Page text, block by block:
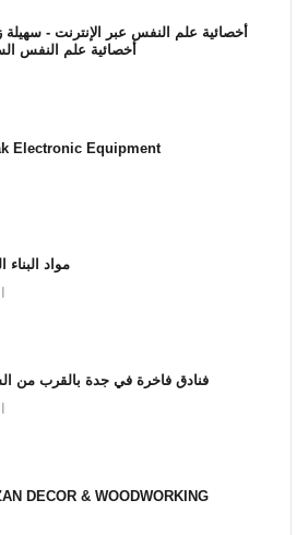
أخصائية علم النفس عبر الإنترنت -
أخصائية علم النفس
Electronic Equipment
مواد البناء
فنادق فاخرة في جدة بالقرب من
DECOR & WOODWORKING